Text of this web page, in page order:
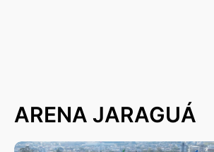
ARENA JARAGUÁ